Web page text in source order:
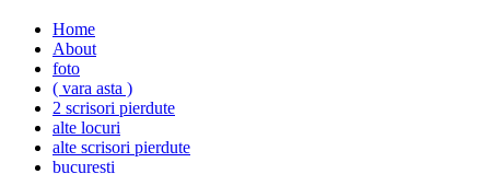
Home
About
foto
( vara asta )
2 scrisori pierdute
alte locuri
alte scrisori pierdute
bucuresti